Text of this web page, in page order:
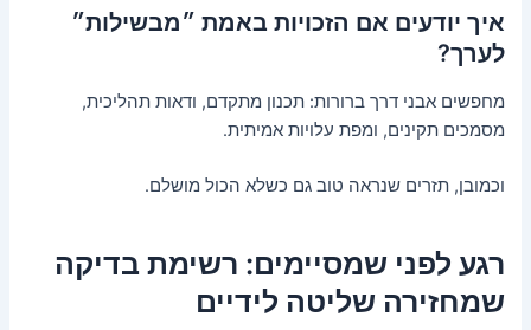
איך יודעים אם הזכויות באמת ״מבשילות״
לערך?
מחפשים אבני דרך ברורות: תכנון מתקדם, ודאות תהליכית,
מסמכים תקינים, ומפת עלויות אמיתית.
וכמובן, תזרים שנראה טוב גם כשלא הכול מושלם.
רגע לפני שמסיימים: רשימת בדיקה
שמחזירה שליטה לידיים